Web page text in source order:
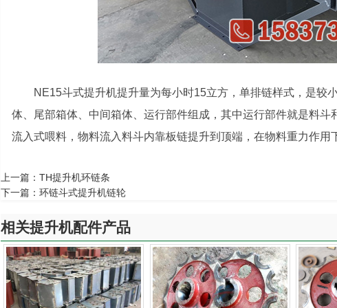
NE15斗式提升机提升量为每小时15立方，单排链样式，是较
体、尾部箱体、中间箱体、运行部件组成，其中运行部件就是料
流入式喂料，物料流入料斗内靠板链提升到顶端，在物料重力作用
上一篇： TH提升机环链条
下一篇： 环链斗式提升机链轮
相关提升机配件产品